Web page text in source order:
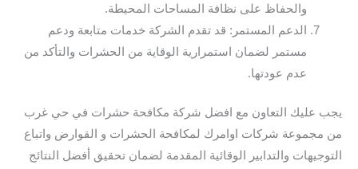
والحفاظ على نظافة المساحات المحيطة.
الدعم المستمر: قد تقدم الشركة خدمات متابعة ودعم
مستمر لضمان استمرارية الوقاية من الحشرات والتأكد من
عدم عودتها.
يجب عليك التعاون مع افضل شركة مكافحة حشرات في حي غرب
من مجموعة شركات اوامرك لمكافحة الحشرات و القوارض واتباع
التوجيهات والتدابير الوقائية المقدمة لضمان تحقيق أفضل النتائج